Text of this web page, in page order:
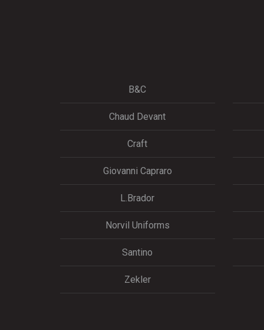
B&C
Chaud Devant
Craft
Giovanni Capraro
L.Brador
Norvil Uniforms
Santino
Zekler